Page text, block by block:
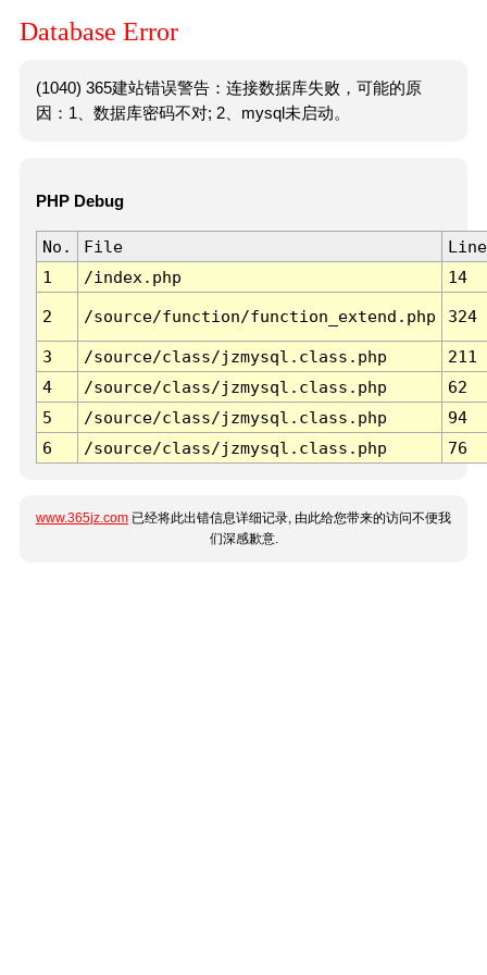
Database Error
(1040) 365建站错误警告：连接数据库失败，可能的原
因：1、数据库密码不对; 2、mysql未启动。
PHP Debug
No. File
Line
1
/index.php 14
2 /source/function/function_extend.php 324
3 /source/class/jzmysql.class.php
211
4
/source/class/jzmysql.class.php
62
5
/source/class/jzmysql.class.php
94
6
/source/class/jzmysql.class.php 76
www.365jz.com 已经将此出错信息详细记录, 由此给您带来的访问不便我
们深感歉意.